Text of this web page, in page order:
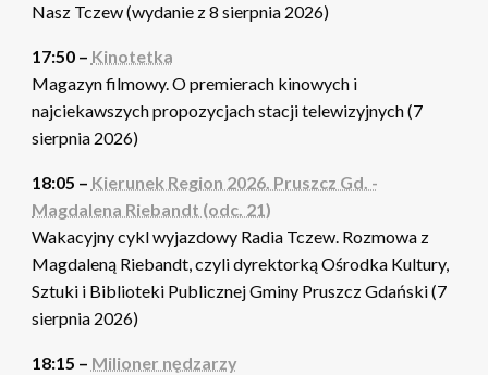
Nasz Tczew (wydanie z 8 sierpnia 2026)
17:50 – Kinotetka
Magazyn filmowy. O premierach kinowych i
najciekawszych propozycjach stacji telewizyjnych (7
sierpnia 2026)
18:05 – Kierunek Region 2026. Pruszcz Gd. -
Magdalena Riebandt (odc. 21)
Wakacyjny cykl wyjazdowy Radia Tczew. Rozmowa z
Magdaleną Riebandt, czyli dyrektorką Ośrodka Kultury,
Sztuki i Biblioteki Publicznej Gminy Pruszcz Gdański (7
sierpnia 2026)
18:15 – Milioner nędzarzy